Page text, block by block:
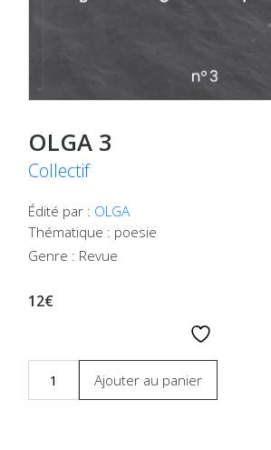
OLGA 3
Collectif
Édité par : OLGA
Thématique : poesie
Genre : Revue
12€
Ajouter au panier